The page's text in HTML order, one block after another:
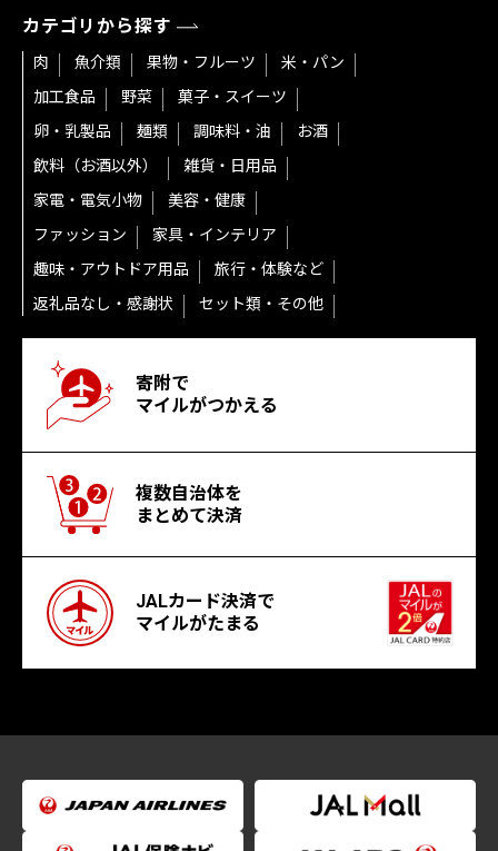
カテゴリから探す
肉 魚介類 果物・フルーツ
米・パン
加工食品
野菜
菓子・スイーツ
卵・乳製品
麺類 調味料・油
お酒
飲料（お酒以外）
雑貨・日用品
家電・電気小物
美容・健康
ファッション
家具・インテリア
趣味・アウトドア用品
旅行・体験など
返礼品なし・感謝状
セット類・その他
寄附で
マイルがつかえる
複数自治体を
まとめて決済
JALカード決済で
マイルがたまる